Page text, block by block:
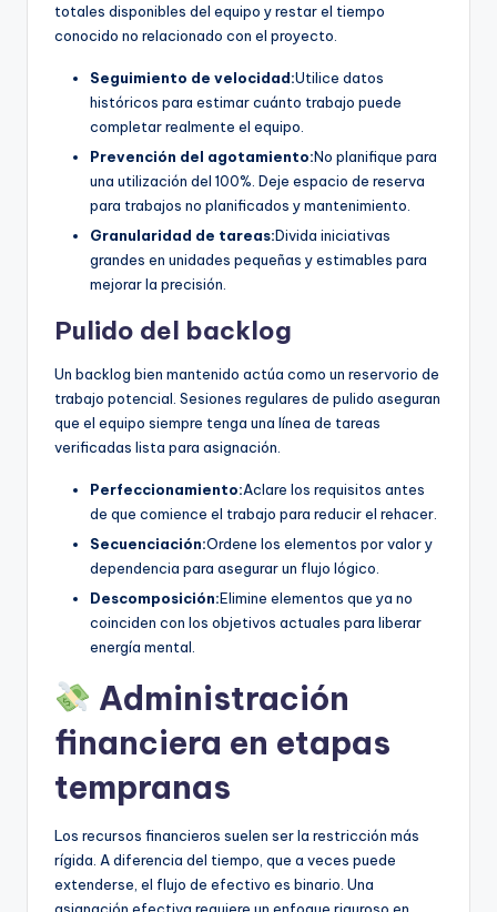
totales disponibles del equipo y restar el tiempo
conocido no relacionado con el proyecto.
Seguimiento de velocidad:Utilice datos
históricos para estimar cuánto trabajo puede
completar realmente el equipo.
Prevención del agotamiento:No planifique para
una utilización del 100%. Deje espacio de reserva
para trabajos no planificados y mantenimiento.
Granularidad de tareas:Divida iniciativas
grandes en unidades pequeñas y estimables para
mejorar la precisión.
Pulido del backlog
Un backlog bien mantenido actúa como un reservorio de
trabajo potencial. Sesiones regulares de pulido aseguran
que el equipo siempre tenga una línea de tareas
verificadas lista para asignación.
Perfeccionamiento:Aclare los requisitos antes
de que comience el trabajo para reducir el rehacer.
Secuenciación:Ordene los elementos por valor y
dependencia para asegurar un flujo lógico.
Descomposición:Elimine elementos que ya no
coinciden con los objetivos actuales para liberar
energía mental.
Administración
financiera en etapas
tempranas
Los recursos financieros suelen ser la restricción más
rígida. A diferencia del tiempo, que a veces puede
extenderse, el flujo de efectivo es binario. Una